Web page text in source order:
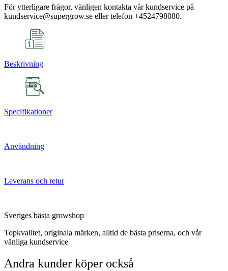
För ytterligare frågor, vänligen kontakta vår kundservice på
kundservice@supergrow.se eller telefon +4524798080.
Beskrivning
Specifikationer
Användning
Leverans och retur
Sveriges bästa growshop
Topkvalitet, originala märken, alltid de bästa priserna, och vår
vänliga kundservice
Andra kunder köper också